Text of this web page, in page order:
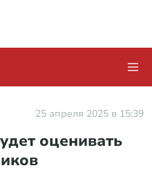
25 апреля 2025 в 15:39
оценивать